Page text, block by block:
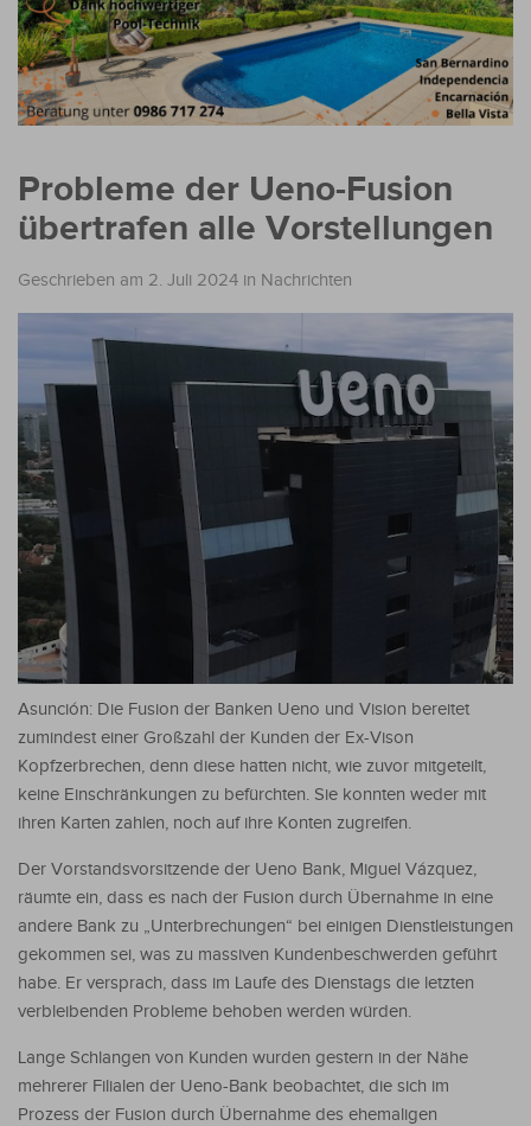
Probleme der Ueno-Fusion
übertrafen alle Vorstellungen
Geschrieben am 2. Juli 2024 in Nachrichten
Asunción: Die Fusion der Banken Ueno und Vision bereitet
zumindest einer Großzahl der Kunden der Ex-Vison
Kopfzerbrechen, denn diese hatten nicht, wie zuvor mitgeteilt,
keine Einschränkungen zu befürchten. Sie konnten weder mit
ihren Karten zahlen, noch auf ihre Konten zugreifen.
Der Vorstandsvorsitzende der Ueno Bank, Miguel Vázquez,
räumte ein, dass es nach der Fusion durch Übernahme in eine
andere Bank zu „Unterbrechungen“ bei einigen Dienstleistungen
gekommen sei, was zu massiven Kundenbeschwerden geführt
habe. Er versprach, dass im Laufe des Dienstags die letzten
verbleibenden Probleme behoben werden würden.
Lange Schlangen von Kunden wurden gestern in der Nähe
mehrerer Filialen der Ueno-Bank beobachtet, die sich im
Prozess der Fusion durch Übernahme des ehemaligen